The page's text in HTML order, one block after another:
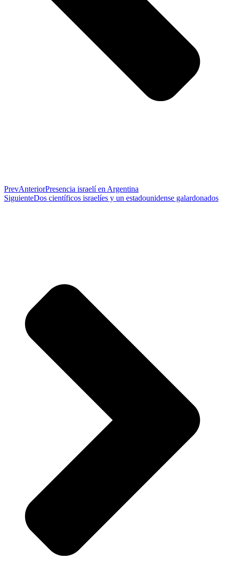
PrevAnteriorPresencia israelí en Argentina
SiguienteDos científicos israelíes y un estadounidense galardonados